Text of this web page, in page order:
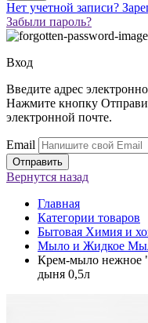
Нет учетной записи?
Забыли пароль?
Вход
Введите адрес
Нажмите кнопку
электронной почте.
Email
Вернутся назад
Главная
Категории товаров
Бытовая Химия и
Мыло и Жидкое
Крем-мыло нежное
дыня 0,5л